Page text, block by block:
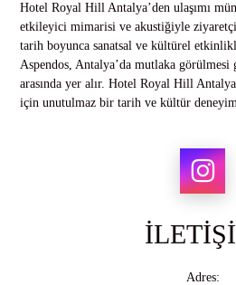
Hotel Royal Hill Antalya’den ulaşımı
etkileyici mimarisi ve akustiğiyle
tarih boyunca sanatsal ve kültürel
Aspendos, Antalya’da mutlaka görülmesi
arasında yer alır. Hotel Royal Hill
için unutulmaz bir tarih ve kültür
Adres: